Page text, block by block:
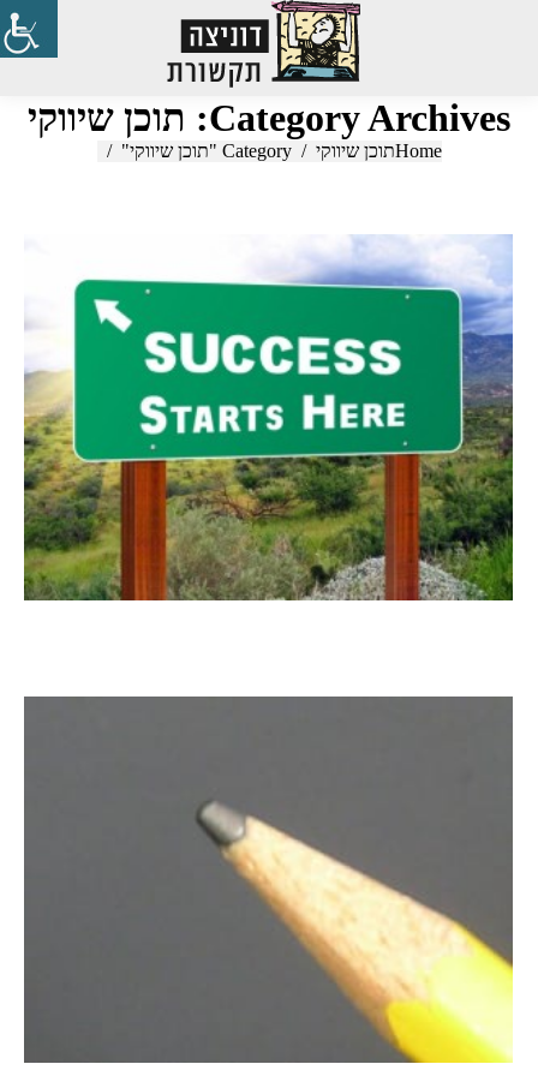
Search:
Category Archives: תוכן שיווקי
You are here:
Homeתוכן שיווקי Category "תוכן שיווקי"